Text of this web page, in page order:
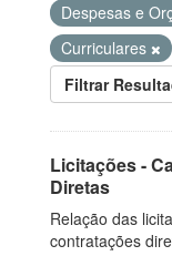
Despesas e
Curriculares
Filtrar
Licitações -
Diretas
Relação das
contratações